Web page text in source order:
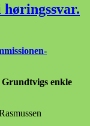
Grundtvigs enkle